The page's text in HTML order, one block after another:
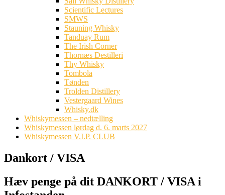
Scientific Lectures
SMWS
Stauning Whisky
Tanduay Rum
The Irish Corner
Thornæs Destilleri
Thy Whisky
Tombola
Tønden
Trolden Distillery
Vestergaard Wines
Whisky.dk
Whiskymessen – nedtælling
Whiskymessen lørdag d. 6. marts 2027
Whiskymessen V.I.P. CLUB
Dankort / VISA
Hæv penge på dit DANKORT / VISA i